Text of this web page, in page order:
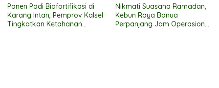
Panen Padi Biofortifikasi di
Karang Intan, Pemprov Kalsel
Tingkatkan Ketahanan
Nikmati Suasana Ramadan,
Kebun Raya Banua
Perpanjang Jam Operasional